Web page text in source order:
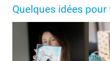
Quelques idées